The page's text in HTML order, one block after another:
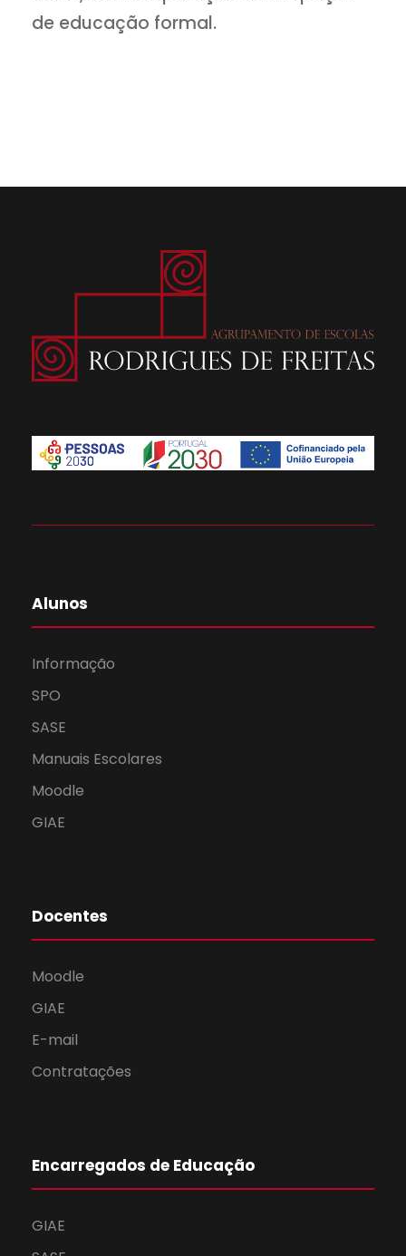
de educação formal.
Alunos
Informação
SPO
SASE
Manuais Escolares
Moodle
GIAE
Docentes
Moodle
GIAE
E-mail
Contratações
Encarregados de Educação
GIAE